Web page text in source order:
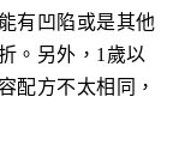
有凹陷或是其他
。另外，1歲以
配方不太相同，